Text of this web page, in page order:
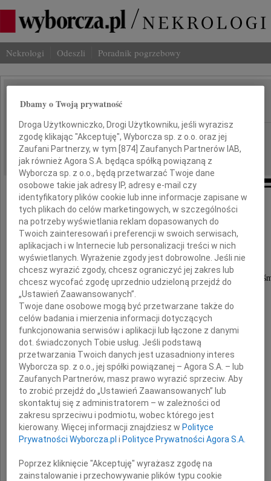
Nekrologi Odeszli Poradnik pogrzebowy
IMIĘ I NAZWISKO: Ewa Tusk
REGION: Gdańsk
DATA EMISJI: 09.04.2009
Panu Premierowi
Donaldowi Tuskowi
wyrazy najserdeczniejszego współczucia z powodu
Mamy
składają
Przewodniczący Rady Miasta Gdyni
Stanisław Szwabski
Dbamy o Twoją prywatność
Droga Użytkowniczko, Drogi Użytkowniku, jeśli wyrazisz
zgodę klikając "Akceptuję", Wyborcza sp. z o.o. oraz jej
Zaufani Partnerzy, w tym [874 ] Zaufanych Partnerów IAB,
jak również Agora S.A. będąca spółką powiązaną z
Wyborcza sp. z o.o., będą przetwarzać Twoje dane
osobowe takie jak adresy IP, adresy e-mail czy
identyfikatory plików cookie lub inne informacje zapisane w
tych plikach do celów marketingowych, w szczególności
na potrzeby wyświetlania reklam dopasowanych do
Twoich zainteresowań i preferencji w swoich serwisach,
aplikacjach i w Internecie lub personalizacji treści w nich
wyświetlanych. Wyrażenie zgody jest dobrowolne. Jeśli nie
chcesz wyrazić zgody, chcesz ograniczyć jej zakres lub
chcesz wycofać zgodę uprzednio udzieloną przejdź do
„Ustawień Zaawansowanych”.
Twoje dane osobowe mogą być przetwarzane także do
celów badania i mierzenia informacji dotyczących
funkcjonowania serwisów i aplikacji lub łączone z danymi
dot. świadczonych Tobie usług. Jeśli podstawą
przetwarzania Twoich danych jest uzasadniony interes
Wyborcza sp. z o.o., jej spółki powiązanej – Agora S.A. – lub
Zaufanych Partnerów, masz prawo wyrazić sprzeciw. Aby
to zrobić przejdź do „Ustawień Zaawansowanych” lub
skontaktuj się z administratorem – w zależności od
zakresu sprzeciwu i podmiotu, wobec którego jest
kierowany. Więcej informacji znajdziesz w Polityce
Prywatności Wyborcza.pl i Polityce Prywatności Agora S.A.
Poprzez kliknięcie "Akceptuję" wyrażasz zgodę na
zainstalowanie i przechowywanie plików typu cookie